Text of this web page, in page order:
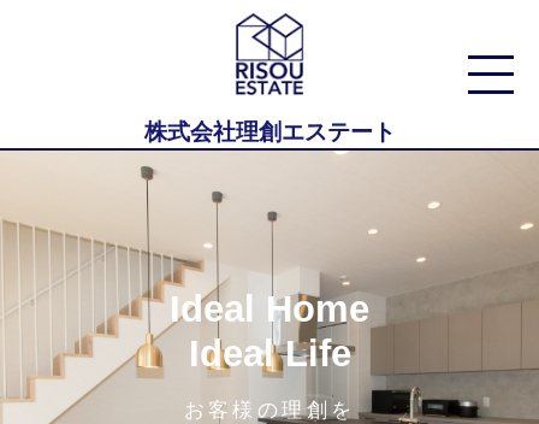
株式会社理創エステート
Ideal Home
Ideal Life
お客様の理創を